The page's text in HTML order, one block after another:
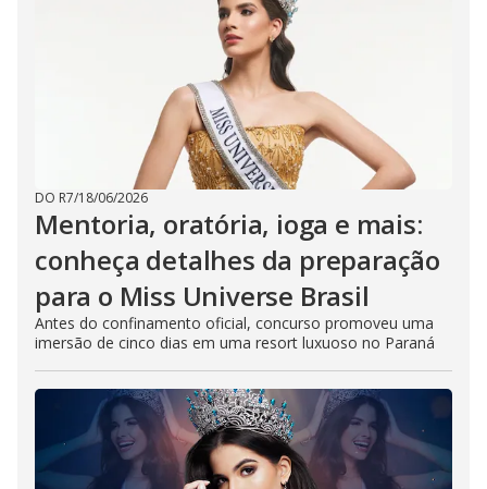
DO R7/18/06/2026
Mentoria, oratória, ioga e mais:
conheça detalhes da preparação
para o Miss Universe Brasil
Antes do confinamento oficial, concurso promoveu uma
imersão de cinco dias em uma resort luxuoso no Paraná